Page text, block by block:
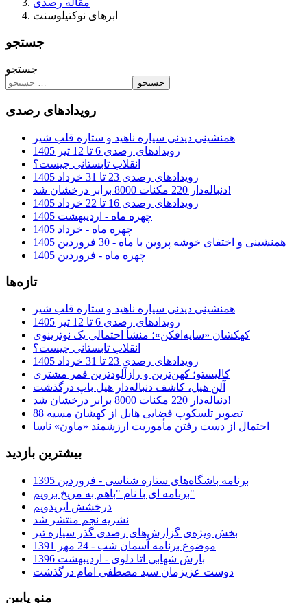
مقاله رصدی
ابرهای نوکتیلوسنت
جستجو
جستجو
جستجو
رویدادهای رصدی
همنشینی دیدنی سیاره ناهید و ستاره قلب شیر
رویدادهای رصدی 6 تا 12 تیر 1405
انقلاب تابستانی چیست؟
رویدادهای رصدی 23 تا 31 خرداد 1405
دنباله‌دار 220 مکنات 8000 برابر درخشان شد!
رویدادهای رصدی 16 تا 22 خرداد 1405
چهره ماه - اردیبهشت 1405
چهره ماه - خرداد 1405
همنشینی و اختفای خوشه پروین با ماه - 30 فروردین 1405
چهره ماه - فروردین 1405
تازه‌ها
همنشینی دیدنی سیاره ناهید و ستاره قلب شیر
رویدادهای رصدی 6 تا 12 تیر 1405
کهکشان «سایه‌افکن»؛ منشأ احتمالی یک نوترینوی
انقلاب تابستانی چیست؟
رویدادهای رصدی 23 تا 31 خرداد 1405
کالیستو؛ کهن‌ترین و رازآلودترین قمر مشتری
آلن هیل، کاشف دنباله‌دار هیل باپ درگذشت
دنباله‌دار 220 مکنات 8000 برابر درخشان شد!
تصویر تلسکوپ فضایی هابل از کهشان مسیه 88
احتمال از دست رفتن مأموریت ارزشمند «ماون» ناسا
بیشترین بازدید
برنامه باشگاه‌های ستاره شناسی - فروردین 1395
برنامه ای با نام "باهم به مریخ برویم"
درخشش ایریدویم
نشریه نجم منتشر شد
بخش ویژه‌ی گزارش‌های رصدی گذر سیاره تیر
موضوع برنامه آسمان شب - 24 مهر 1391
بارش شهابی اتا دلوی - اردیبهشت 1396
دوست عزیزمان سید مصطفی امام درگذشت
منو پایین